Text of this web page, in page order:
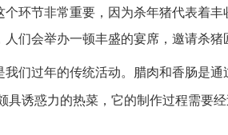
环节非常重要，因为杀年猪代表着
们会举办一顿丰盛的宴席，邀请杀猪
们过年的传统活动。腊肉和香肠是
具诱惑力的热菜，它的制作过程需要